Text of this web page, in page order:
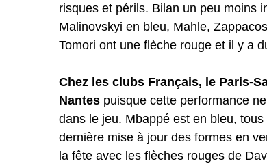
risques et périls. Bilan un peu moins
Malinovskyi en bleu, Mahle,
Tomori ont une flèche rouge et il y a
Chez les clubs Français, le Paris-
Nantes puisque cette performance
dans le jeu. Mbappé est en bleu,
dernière mise à jour des formes en
la fête avec les flèches rouges de